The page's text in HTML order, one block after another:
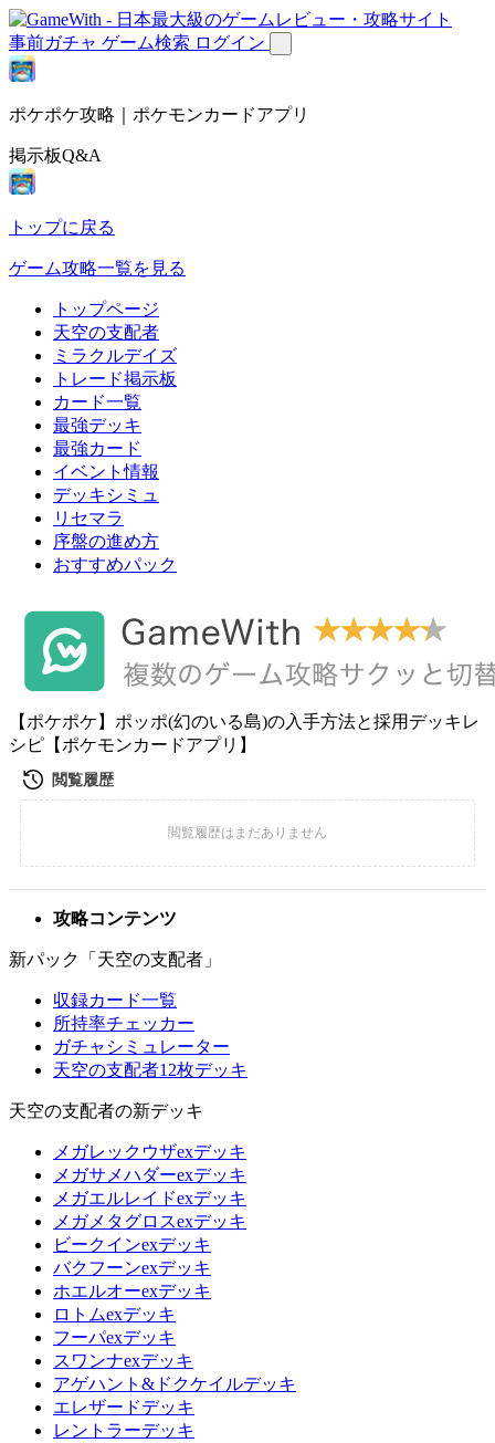
事前ガチャ ゲーム検索 ログイン
ポケポケ攻略｜ポケモンカードアプリ
掲示板Q&A
トップに戻る
ゲーム攻略一覧を見る
トップページ
天空の支配者
ミラクルデイズ
トレード掲示板
カード一覧
最強デッキ
最強カード
イベント情報
デッキシミュ
リセマラ
序盤の進め方
おすすめパック
【ポケポケ】ポッポ(幻のいる島)の入手方法と採用デッキレ
シピ【ポケモンカードアプリ】
攻略コンテンツ
新パック「天空の支配者」
収録カード一覧
所持率チェッカー
ガチャシミュレーター
天空の支配者12枚デッキ
天空の支配者の新デッキ
メガレックウザexデッキ
メガサメハダーexデッキ
メガエルレイドexデッキ
メガメタグロスexデッキ
ビークインexデッキ
バクフーンexデッキ
ホエルオーexデッキ
ロトムexデッキ
フーパexデッキ
スワンナexデッキ
アゲハント&ドクケイルデッキ
エレザードデッキ
レントラーデッキ